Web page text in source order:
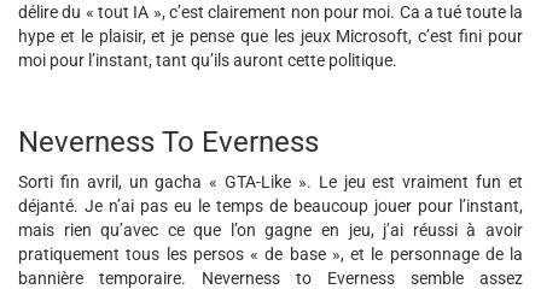
délire du « tout IA », c’est clairement non pour moi. Ca a tué toute la
hype et le plaisir, et je pense que les jeux Microsoft, c’est fini pour
moi pour l’instant, tant qu’ils auront cette politique.
Neverness To Everness
Sorti fin avril, un gacha « GTA-Like ». Le jeu est vraiment fun et
déjanté. Je n’ai pas eu le temps de beaucoup jouer pour l’instant,
mais rien qu’avec ce que l’on gagne en jeu, j’ai réussi à avoir
pratiquement tous les persos « de base », et le personnage de la
bannière temporaire. Neverness to Everness semble assez